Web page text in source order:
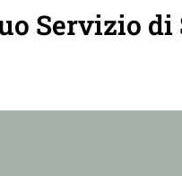
Servizio di